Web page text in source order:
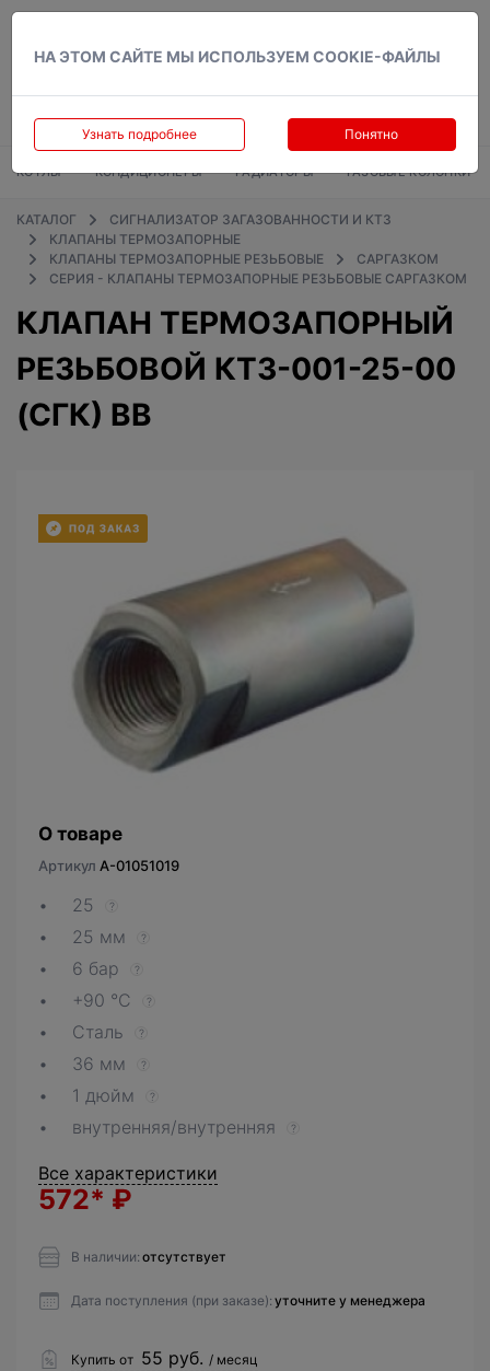
НА ЭТОМ САЙТЕ МЫ ИСПОЛЬЗУЕМ COOKIE-ФАЙЛЫ
Узнать подробнее Понятно
КОТЛЫ КОНДИЦИОНЕРЫ РАДИАТОРЫ ГАЗОВЫЕ КОЛОНКИ
КАТАЛОГ
СИГНАЛИЗАТОР ЗАГАЗОВАННОСТИ И КТЗ
КЛАПАНЫ ТЕРМОЗАПОРНЫЕ
КЛАПАНЫ ТЕРМОЗАПОРНЫЕ РЕЗЬБОВЫЕ
САРГАЗКОМ
СЕРИЯ - КЛАПАНЫ ТЕРМОЗАПОРНЫЕ РЕЗЬБОВЫЕ САРГАЗКОМ
КЛАПАН ТЕРМОЗАПОРНЫЙ
РЕЗЬБОВОЙ КТЗ-001-25-00
(СГК) ВВ
О товаре
Артикул A-01051019
25 ?
25 мм ?
6 бар ?
+90 °C ?
Сталь ?
36 мм ?
1 дюйм ?
внутренняя/внутренняя ?
Все характеристики
572* ₽
В наличии: отсутствует
Дата поступления (при заказе): уточните у менеджера
Купить от 55 руб. / месяц